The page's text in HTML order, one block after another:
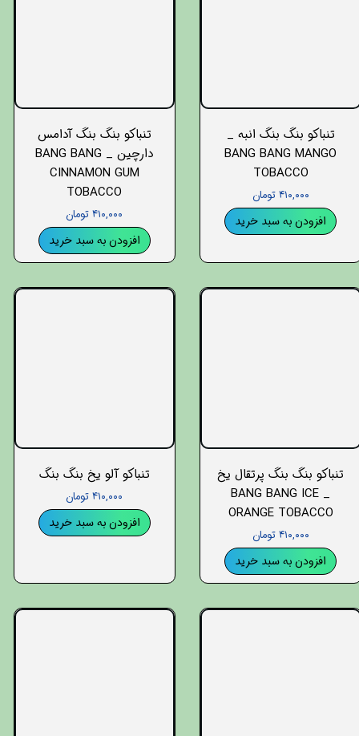
تنباکو بنگ بنگ انبه _
BANG BANG MANGO
TOBACCO
۴۱۰,۰۰۰ تومان
افزودن به سبد خرید
تنباکو بنگ بنگ آدامس
دارچین _ BANG BANG
CINNAMON GUM
TOBACCO
۴۱۰,۰۰۰ تومان
افزودن به سبد خرید
تنباکو بنگ بنگ پرتقال یخ
_ BANG BANG ICE
ORANGE TOBACCO
۴۱۰,۰۰۰ تومان
افزودن به سبد خرید
تنباکو آلو یخ بنگ بنگ
۴۱۰,۰۰۰ تومان
افزودن به سبد خرید